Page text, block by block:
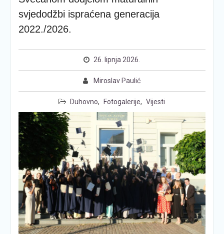
svjedodžbi ispraćena generacija
2022./2026.
26. lipnja 2026.
Miroslav Paulić
Duhovno, Fotogalerije, Vijesti